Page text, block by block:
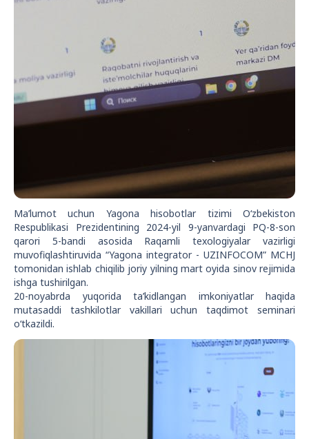
Ma’lumot uchun Yagona hisobotlar tizimi O‘zbekiston
Respublikasi Prezidentining 2024-yil 9-yanvardagi PQ-8-son
qarori 5-bandi asosida Raqamli texologiyalar vazirligi
muvofiqlashtiruvida “Yagona integrator - UZINFOCOM” MCHJ
tomonidan ishlab chiqilib joriy yilning mart oyida sinov rejimida
ishga tushirilgan.
20-noyabrda yuqorida ta’kidlangan imkoniyatlar haqida
mutasaddi tashkilotlar vakillari uchun taqdimot seminari
o‘tkazildi.